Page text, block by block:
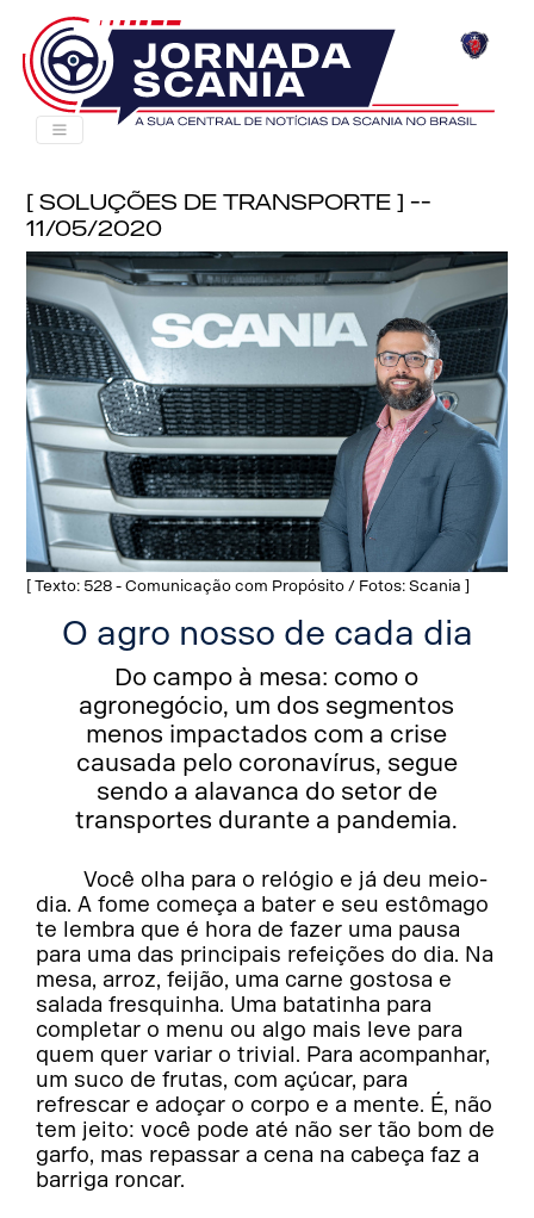
[ Soluções de Transporte ] --
11/05/2020
[ Texto: 528 - Comunicação com Propósito / Fotos: Scania ]
O agro nosso de cada dia
Do campo à mesa: como o
agronegócio, um dos segmentos
menos impactados com a crise
causada pelo coronavírus, segue
sendo a alavanca do setor de
transportes durante a pandemia.
Você olha para o relógio e já deu meio-
dia. A fome começa a bater e seu estômago
te lembra que é hora de fazer uma pausa
para uma das principais refeições do dia. Na
mesa, arroz, feijão, uma carne gostosa e
salada fresquinha. Uma batatinha para
completar o menu ou algo mais leve para
quem quer variar o trivial. Para acompanhar,
um suco de frutas, com açúcar, para
refrescar e adoçar o corpo e a mente. É, não
tem jeito: você pode até não ser tão bom de
garfo, mas repassar a cena na cabeça faz a
barriga roncar.